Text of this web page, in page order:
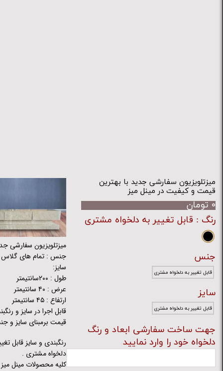
میزتلویزیون سفارشی جدید با بهترین
قیمت و کیفیت در مینل میز
۰ تومان
رنگ : قابل تغییر به دلخواه مشتری
جنس
قابل تغییر به دلخواه مشتری
سایز
قابل تغییر به دلخواه مشتری
جهت ساخت سفارشی ابعاد و رنگ
دلخواه خود را وارد نمایید
میزتلویزیون سفارشی
جنس : تمام های گلاس
سایز:
طول : ۲۰۰سانتیمتر
عرض : ۴۰ سانتیمتر
ارتفاع : ۴۵ سانتیمتر
قابل اجرا در سایز و
قیمت برمبنای سایز و
رنگبندی و سایز قابل
دلخواه مشتری .
کلیه محصولات مینل